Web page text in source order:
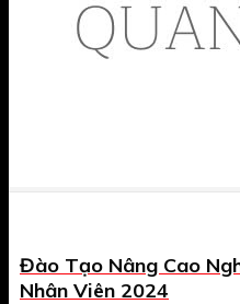
Đào Tạo Nâng Cao
Nhân Viên 2024